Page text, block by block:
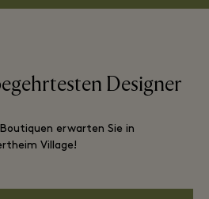
Designer
erwarten Sie in
Village!